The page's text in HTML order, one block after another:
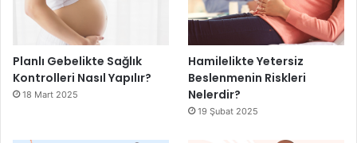
Planlı Gebelikte Sağlık
Kontrolleri Nasıl Yapılır?
18 Mart 2025
Hamilelikte Yetersiz
Beslenmenin Riskleri
Nelerdir?
19 Şubat 2025